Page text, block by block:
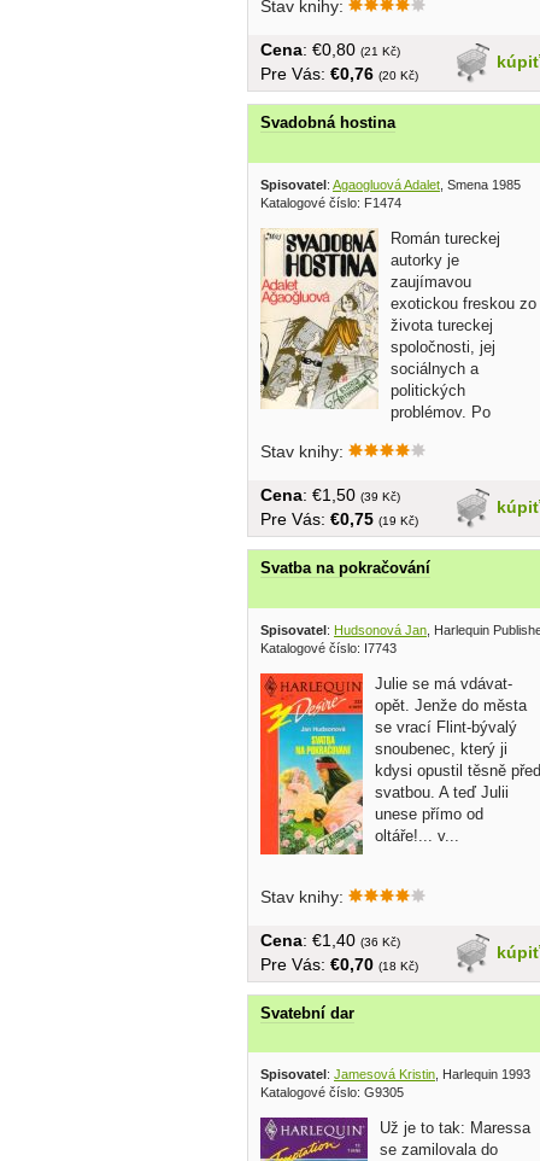
Stav knihy:
kúpiť
Cena: €0,80 (21 Kč)
Pre Vás: €0,76 (20 Kč)
Svadobná hostina
Spisovatel: Agaogluová Adalet , Smena 1985
Katalogové číslo: F1474
Román tureckej
autorky je
zaujímavou
exotickou freskou zo
života tureckej
spoločnosti, jej
sociálnych a
politických
problémov. Po
Stav knihy:
kúpiť
Cena: €1,50 (39 Kč)
Pre Vás: €0,75 (19 Kč)
Svatba na pokračování
Spisovatel: Hudsonová Jan , Harlequin
Katalogové číslo: I7743
Julie se má vdávat-
opět. Jenže do města
se vrací Flint-bývalý
snoubenec, který ji
kdysi opustil těsně před
svatbou. A teď Julii
unese přímo od
oltáře!... v...
Stav knihy:
kúpiť
Cena: €1,40 (36 Kč)
Pre Vás: €0,70 (18 Kč)
Svatební dar
Spisovatel : Jamesová Kristin, Harlequin 1993
Katalogové číslo: G9305
Už je to tak: Maressa
se zamilovala do